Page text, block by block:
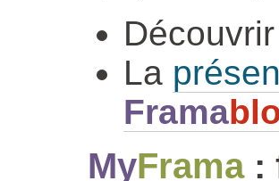
Découvrir
La
Frama
MyFrama: